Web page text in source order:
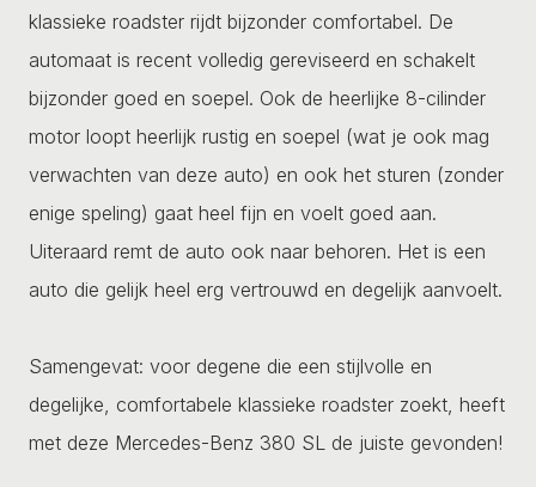
klassieke roadster rijdt bijzonder comfortabel. De
automaat is recent volledig gereviseerd en schakelt
bijzonder goed en soepel. Ook de heerlijke 8-cilinder
motor loopt heerlijk rustig en soepel (wat je ook mag
verwachten van deze auto) en ook het sturen (zonder
enige speling) gaat heel fijn en voelt goed aan.
Uiteraard remt de auto ook naar behoren. Het is een
auto die gelijk heel erg vertrouwd en degelijk aanvoelt.
Samengevat: voor degene die een stijlvolle en
degelijke, comfortabele klassieke roadster zoekt, heeft
met deze Mercedes-Benz 380 SL de juiste gevonden!